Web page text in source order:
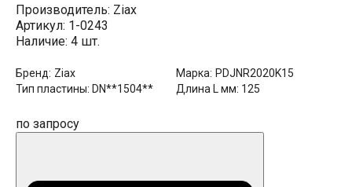
Производитель: Ziax
Артикул: 1-0243
Наличие: 4 шт.
Бренд: Ziax Марка: PDJNR2020K15
Тип пластины: DN**1504** Длина L мм: 125
по запросу